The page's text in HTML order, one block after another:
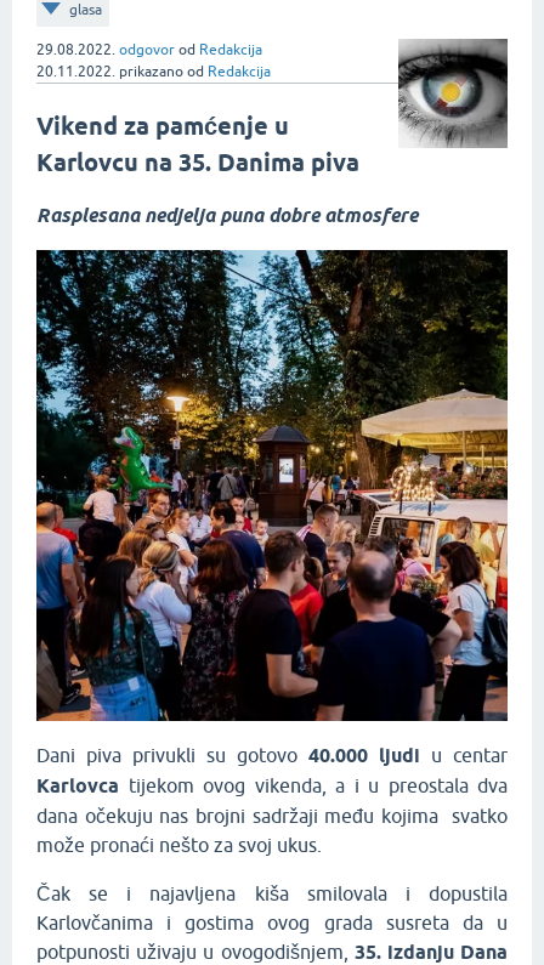
glasa
29.08.2022. odgovor od Redakcija
20.11.2022. prikazano od Redakcija
Vikend za pamćenje u
Karlovcu na 35. Danima piva
Rasplesana nedjelja puna dobre atmosfere
Dani piva privukli su gotovo 40.000 ljudi u centar
Karlovca tijekom ovog vikenda, a i u preostala dva
dana očekuju nas brojni sadržaji među kojima svatko
može pronaći nešto za svoj ukus.
Čak se i najavljena kiša smilovala i dopustila
Karlovčanima i gostima ovog grada susreta da u
potpunosti uživaju u ovogodišnjem, 35. izdanju Dana